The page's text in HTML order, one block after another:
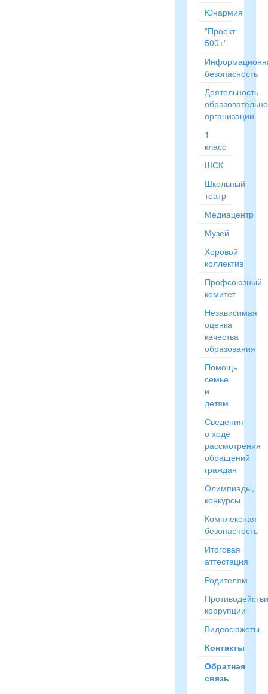
Юнармия
"Проект
500+"
безопасность
Деятельность
организации
1
класс
ШСК
Школьный
театр
Медиацентр
Музей
Хоровой
коллектив
Профсоюзный
комитет
Независимая
оценка
качества
образования
Помощь
семье
и
детям
Сведения
о ходе
рассмотрения
обращений
граждан
Олимпиады,
конкурсы
Комплексная
безопасность
Итоговая
аттестация
Родителям
коррупции
Видеосюжеты
Контакты
Обратная
связь